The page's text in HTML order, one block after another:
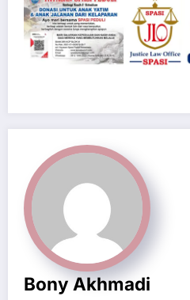
Bony Akhmadi